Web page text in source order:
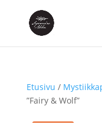
Etusivu /
”Fairy & Wolf”